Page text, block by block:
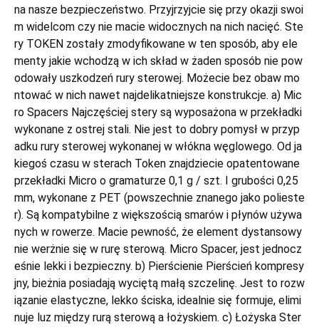
na nasze bezpieczeństwo. Przyjrzyjcie się przy okazji swoi
m widelcom czy nie macie widocznych na nich nacięć. Ste
ry TOKEN zostały zmodyfikowane w ten sposób, aby ele
menty jakie wchodzą w ich skład w żaden sposób nie pow
odowały uszkodzeń rury sterowej. Możecie bez obaw mo
ntować w nich nawet najdelikatniejsze konstrukcje. a) Mic
ro Spacers Najczęściej stery są wyposażona w przekładki
wykonane z ostrej stali. Nie jest to dobry pomysł w przyp
adku rury sterowej wykonanej w włókna węglowego. Od ja
kiegoś czasu w sterach Token znajdziecie opatentowane
przekładki Micro o gramaturze 0,1 g / szt. I grubości 0,25
mm, wykonane z PET (powszechnie znanego jako polieste
r). Są kompatybilne z większością smarów i płynów używa
nych w rowerze. Macie pewność, że element dystansowy
nie werżnie się w rurę sterową. Micro Spacer, jest jednocz
eśnie lekki i bezpieczny. b) Pierścienie Pierścień kompresy
jny, bieżnia posiadają wyciętą małą szczelinę. Jest to rozw
iązanie elastyczne, lekko ściska, idealnie się formuje, elimi
nuje luz między rurą sterową a łożyskiem. c) Łożyska Ster